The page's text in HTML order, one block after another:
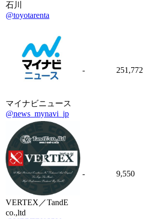
石川
@toyotarenta
マイナビニュース
@news_mynavi_jp
- 251,772
VERTEX／TandE
co.,ltd
- 9,550